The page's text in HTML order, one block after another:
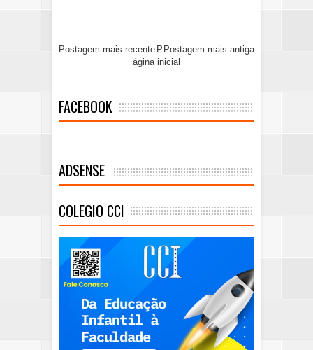
Postagem mais recente Postagem mais antiga
P
ágina inicial
FACEBOOK
ADSENSE
COLEGIO CCI